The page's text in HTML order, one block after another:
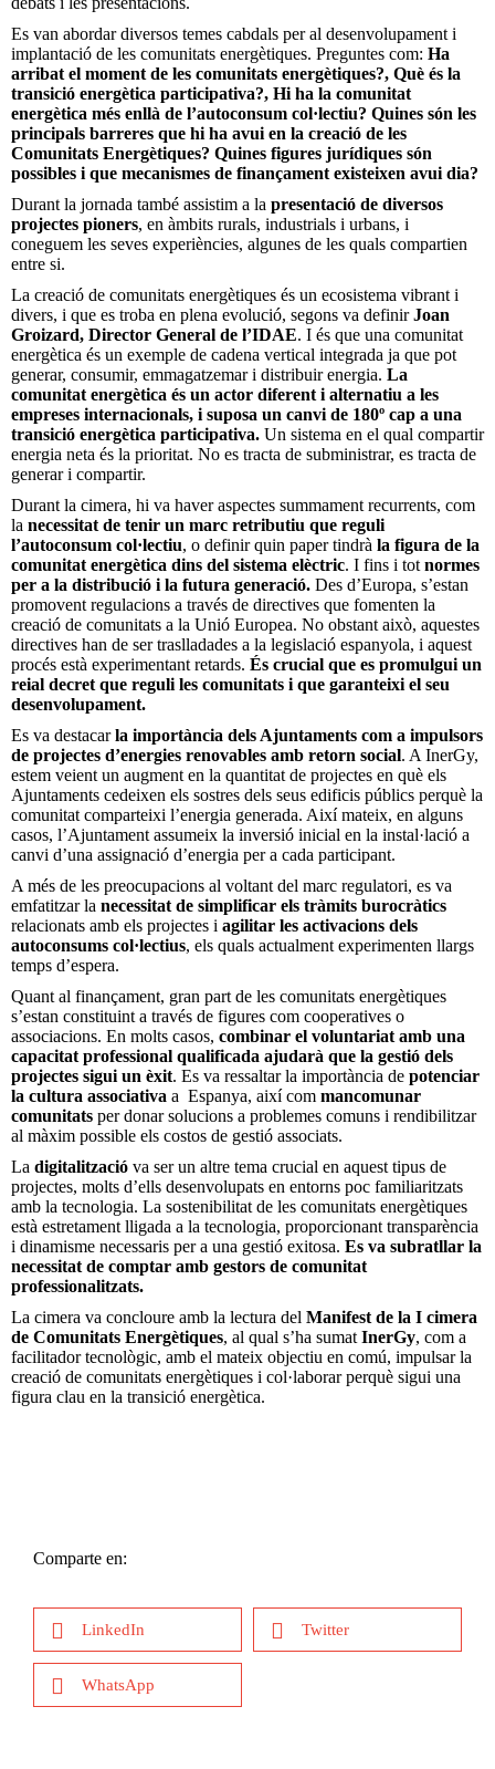
Es van abordar diversos temes cabdals per al desenvolupament i
implantació de les comunitats energètiques. Preguntes com: Ha
arribat el moment de les comunitats energètiques?, Què és la
transició energètica participativa?, Hi ha la comunitat
energètica més enllà de l’autoconsum col·lectiu? Quines són les
principals barreres que hi ha avui en la creació de les
Comunitats Energètiques? Quines figures jurídiques són
possibles i que mecanismes de finançament existeixen avui dia?
Durant la jornada també assistim a la presentació de diversos
projectes pioners, en àmbits rurals, industrials i urbans, i
coneguem les seves experiències, algunes de les quals compartien
entre si.
La creació de comunitats energètiques és un ecosistema vibrant i
divers, i que es troba en plena evolució, segons va definirJoan
Groizard, Director General de l’IDAE. I és que una comunitat
energètica és un exemple de cadena vertical integrada ja que pot
generar, consumir, emmagatzemar i distribuir energia. La
comunitat energètica és un actor diferent i alternatiu a les
empreses internacionals, i suposa un canvi de 180º cap a una
transició energètica participativa. Un sistema en el qual compartir
energia neta és la prioritat. No es tracta de subministrar, es tracta de
generar i compartir.
Durant la cimera, hi va haver aspectes summament recurrents, com
la necessitat de tenir un marc retributiu que reguli
l’autoconsum col·lectiu, o definir quin paper tindrà la figura de la
comunitat energètica dins del sistema elèctric. I fins i tot normes
per a la distribució i la futura generació. Des d’Europa, s’estan
promovent regulacions a través de directives que fomenten la
creació de comunitats a la Unió Europea. No obstant això, aquestes
directives han de ser traslladades a la legislació espanyola, i aquest
procés està experimentant retards. És crucial que es promulgui un
reial decret que reguli les comunitats i que garanteixi el seu
desenvolupament.
Es va destacarla importància dels Ajuntaments com a impulsors
de projectes d’energies renovables amb retorn social. A InerGy,
estem veient un augment en la quantitat de projectes en què els
Ajuntaments cedeixen els sostres dels seus edificis públics perquè la
comunitat comparteixi l’energia generada. Així mateix, en alguns
casos, l’Ajuntament assumeix la inversió inicial en la instal·lació a
canvi d’una assignació d’energia per a cada participant.
A més de les preocupacions al voltant del marc regulatori, es va
emfatitzar la necessitat de simplificar els tràmits burocràtics
relacionats amb els projectes i agilitar les activacions dels
autoconsums col·lectius, els quals actualment experimenten llargs
temps d’espera.
Quant al finançament, gran part de les comunitats energètiques
s’estan constituint a través de figures com cooperatives o
associacions. En molts casos, combinar el voluntariat amb una
capacitat professional qualificada ajudarà que la gestió dels
projectes sigui un èxit. Es va ressaltar la importància de potenciar
la cultura associativa a Espanya, així com mancomunar
comunitats per donar solucions a problemes comuns i rendibilitzar
al màxim possible els costos de gestió associats.
La digitalització va ser un altre tema crucial en aquest tipus de
projectes, molts d’ells desenvolupats en entorns poc familiaritzats
amb la tecnologia. La sostenibilitat de les comunitats energètiques
està estretament lligada a la tecnologia, proporcionant transparència
i dinamisme necessaris per a una gestió exitosa. Es va subratllar la
necessitat de comptar amb gestors de comunitat
professionalitzats.
La cimera va concloure amb la lectura del Manifest de la I cimera
de Comunitats Energètiques, al qual s’ha sumat InerGy, com a
facilitador tecnològic, amb el mateix objectiu en comú, impulsar la
creació de comunitats energètiques i col·laborar perquè sigui una
figura clau en la transició energètica.
Comparte en:
LinkedIn Twitter
WhatsApp